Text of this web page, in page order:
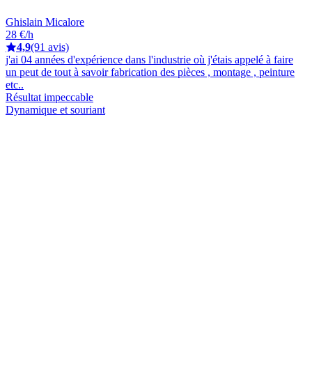
Ghislain Micalore
28 €/h
4,9(91 avis)
j'ai 04 années d'expérience dans l'industrie où j'étais appelé à faire
un peut de tout à savoir fabrication des pièces , montage , peinture
etc..
Résultat impeccable
Dynamique et souriant